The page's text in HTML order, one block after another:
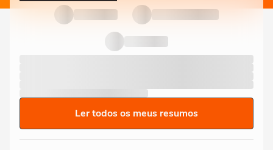
Ler todos os meus resumos